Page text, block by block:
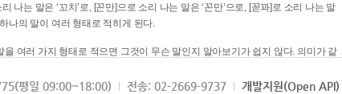
나는 말은 ‘꼰만’으로, [꼳꽈]로 소리 나는 말
하나의 말이 여러 형태로 적히게 된다.
여러 가지 형태로 적으면 그것이 무슨 말인지 알아보기가 쉽지 않다. 의미가 같
과적이다.
평일 09:00~18:00) 전송: 02-2669-9737 개발지원(Open API)